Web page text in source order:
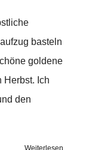
basteln
goldene
Herbst. Ich
den
Weiterlesen